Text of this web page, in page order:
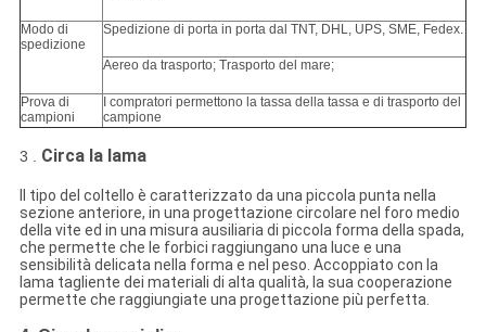
Modo di
spedizione
Spedizione di porta in porta dal TNT, DHL, UPS, SME, Fedex.
Aereo da trasporto; Trasporto del mare;
Prova di
campioni
I compratori permettono la tassa della tassa e di trasporto del
campione
3 . Circa la lama
Il tipo del coltello è caratterizzato da una piccola punta nella
sezione anteriore, in una progettazione circolare nel foro medio
della vite ed in una misura ausiliaria di piccola forma della spada,
che permette che le forbici raggiungano una luce e una
sensibilità delicata nella forma e nel peso. Accoppiato con la
lama tagliente dei materiali di alta qualità, la sua cooperazione
permette che raggiungiate una progettazione più perfetta.